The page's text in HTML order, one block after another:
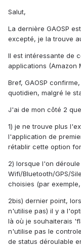
Salut,
La dernière GAOSP
excepté, je la trouve
Il est intéressante de
applications (Amazon
Bref, GAOSP
quotidien, malgré le
J'ai de mon côté 2
1) je ne trouve plus
l'application de
rétablir cette option
2) lorsque l'on
Wifi/Bluetooth/GPS/
choisies (par
2bis) dernier point,
n'utilise pas) il y a
là où je souhaiterais
n'utilise pas le
de status déroulable